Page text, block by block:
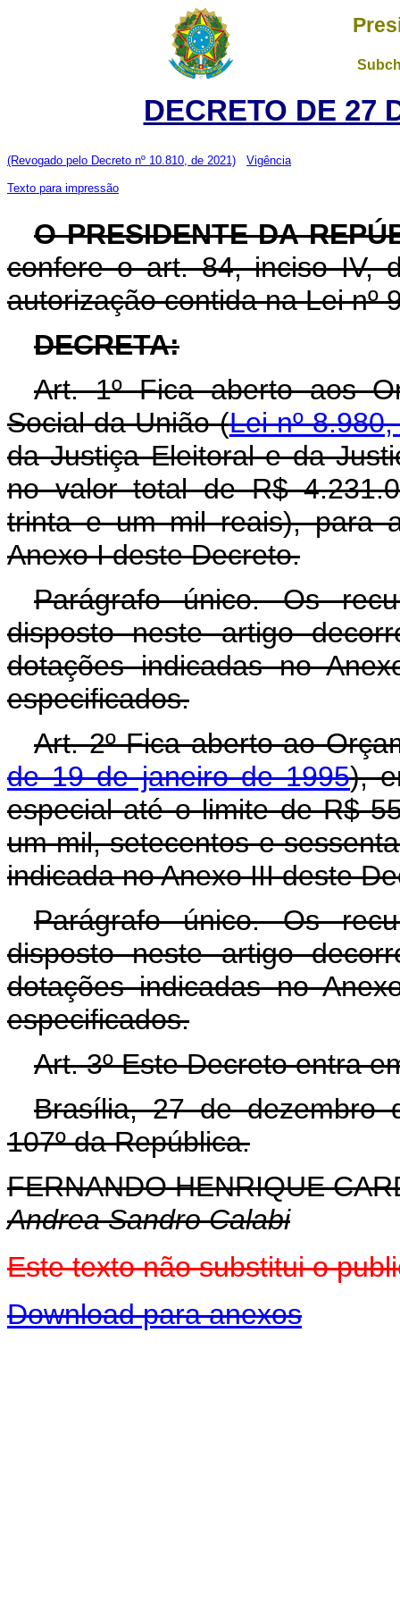
DECRETO DE 27
(Revogado pelo Decreto nº 10.810, de 2021) Vigência
Texto para impressão
O PRESIDENTE DA
confere o art. 84, inciso IV,
autorização contida na Lei nº
DECRETA:
Art. 1º Fica aberto aos
Social da União (Lei nº
da Justiça Eleitoral e da
no valor total de R$
trinta e um mil reais), para
Anexo I deste Decreto.
Parágrafo único. Os
disposto neste artigo
dotações indicadas no
especificados.
Art. 2º Fica aberto ao
de 19 de janeiro de 1995),
especial até o limite de R$
um mil, setecentos e
indicada no Anexo III deste
Parágrafo único. Os
disposto neste artigo
dotações indicadas no
especificados.
Art. 3º Este Decreto entra
Brasília, 27 de dezembro
107º da República.
FERNANDO HENRIQUE
Andrea Sandro Calabi
Este texto não substitui o
Download para anexos